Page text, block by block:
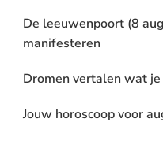
De leeuwenpoort (8
manifesteren
Dromen vertalen wat
Jouw horoscoop voor